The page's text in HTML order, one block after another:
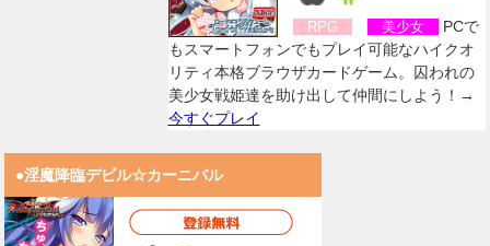
RPG 美少女
PCで
もスマートフォンでもプレイ可能なハイクオ
リティ本格ブラウザカードゲーム。囚われの
美少女戦姫達を助け出して仲間にしよう！→
今すぐプレイ
●淫魔降臨デビル☆カーニバル